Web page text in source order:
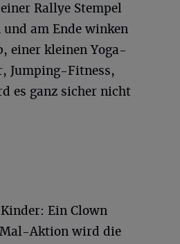
Rallye Stempel
am Ende winken
einer kleinen Yoga-
Jumping-Fitness,
es ganz sicher nicht
Ein Clown
Mal-Aktion wird die